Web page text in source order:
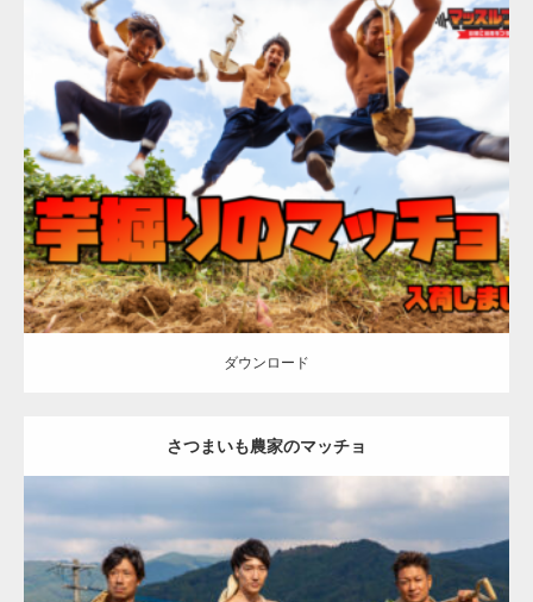
Update:2023.02.11
Category: 芋掘りのマッチョ オレンジの人 AKIHITO(細マッチョ)
ONIKKY(デカいよ)
TAKE 唐津 (佐賀)
ダウンロード
ダウンロード
さつまいも農家のマッチョ
Update:2023.02.11